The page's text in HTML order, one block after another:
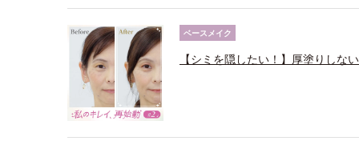
ベースメイク
【シミを隠したい！】厚塗りしな